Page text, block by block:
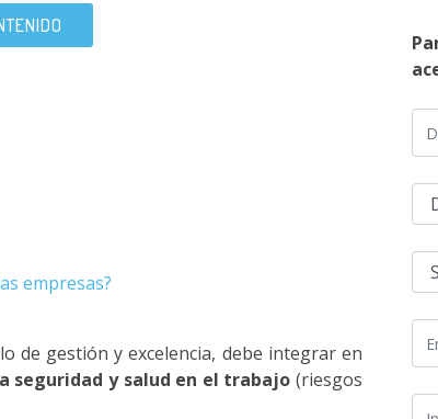
empresas?
de gestión y excelencia, debe integrar en
seguridad y salud en el trabajo (riesgos